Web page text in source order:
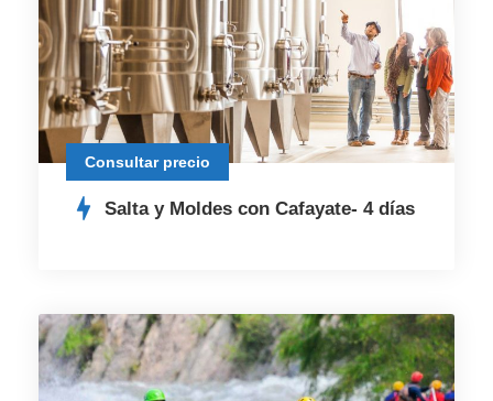
Consultar precio
Salta y Moldes con Cafayate- 4 días